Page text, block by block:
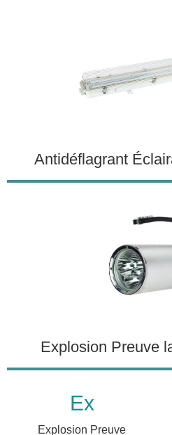
Antidéflagrant
Explosion Preuve
Ex
Explosion Preuve